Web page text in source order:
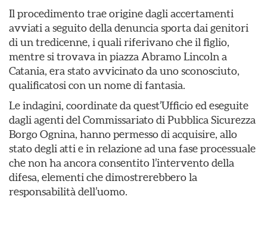
Il procedimento trae origine dagli accertamenti
avviati a seguito della denuncia sporta dai genitori
di un tredicenne, i quali riferivano che il figlio,
mentre si trovava in piazza Abramo Lincoln a
Catania, era stato avvicinato da uno sconosciuto,
qualificatosi con un nome di fantasia.
Le indagini, coordinate da quest’Ufficio ed eseguite
dagli agenti del Commissariato di Pubblica Sicurezza
Borgo Ognina, hanno permesso di acquisire, allo
stato degli atti e in relazione ad una fase processuale
che non ha ancora consentito l’intervento della
difesa, elementi che dimostrerebbero la
responsabilità dell’uomo.